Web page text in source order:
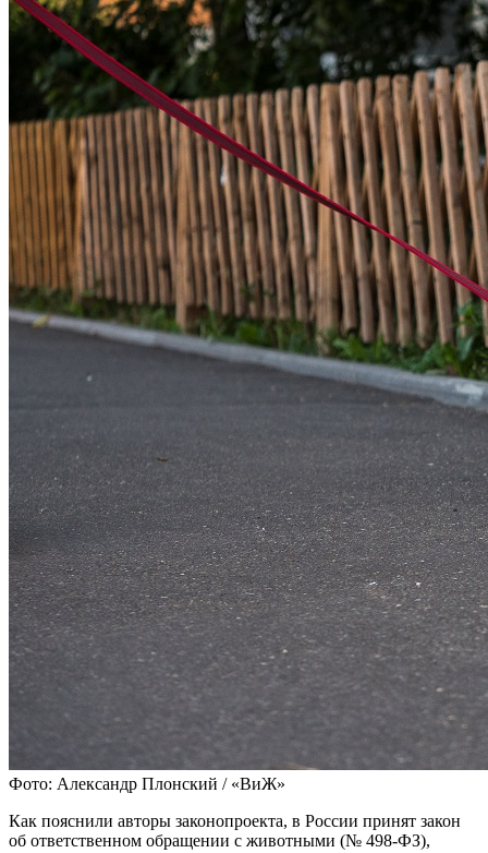
Фото: Александр Плонский / «ВиЖ»
Как пояснили авторы законопроекта, в России принят закон
об ответственном обращении с животными (№ 498-ФЗ),